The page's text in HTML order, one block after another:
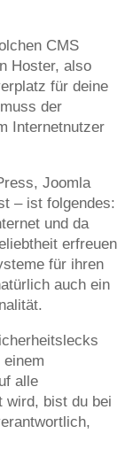
CMS
Hoster, also
für deine
der
Internetnutzer
Joomla
– ist folgendes:
und da
erfreuen
für ihren
auch ein
einem
alle
wird, bist du bei